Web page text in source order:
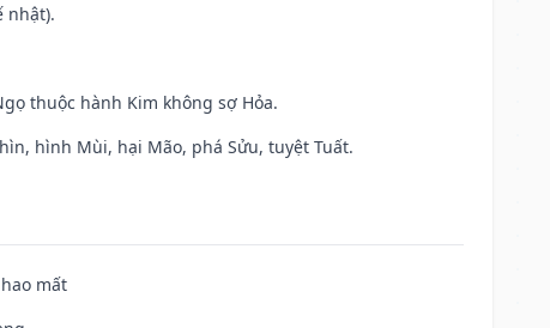
nhật).
thuộc hành Kim không sợ Hỏa.
hình Mùi, hại Mão, phá Sửu, tuyệt Tuất.
mất